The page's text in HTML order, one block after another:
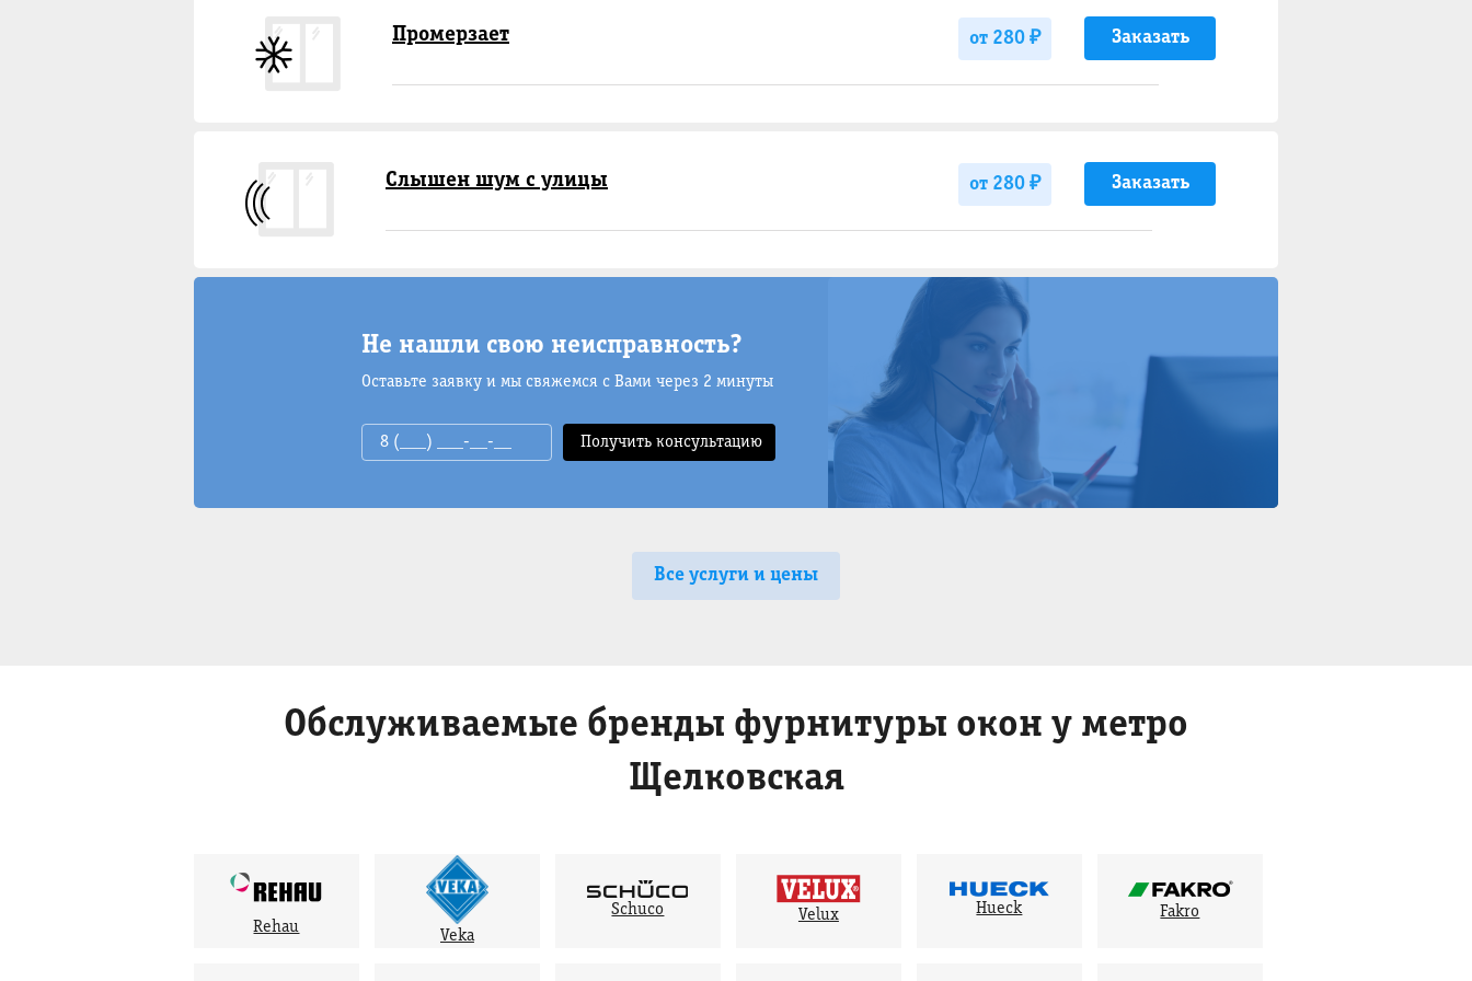
Промерзает от 280 ₽ Заказать
Слышен шум с улицы от 280 ₽ Заказать
Не нашли свою неисправность?
Оставьте заявку и мы свяжемся с Вами через 2 минуты
Все услуги и цены
Обслуживаемые бренды фурнитуры окон у метро
Щелковская
Rehau
Veka
Schuco Velux Hueck Fakro